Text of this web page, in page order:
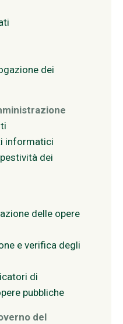
dei
informatici
dei
delle opere
e verifica degli
di
pubbliche
del